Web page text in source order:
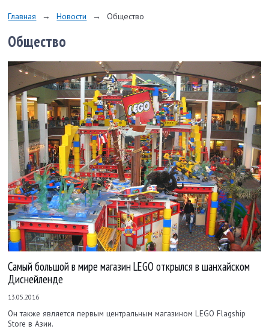
Главная → Новости → Общество
Общество
Самый большой в мире магазин LEGO открылся в шанхайском
Диснейленде
13.05.2016
Он также является первым центральным магазином LEGO Flagship
Store в Азии.